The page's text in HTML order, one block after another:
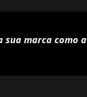
sua marca como